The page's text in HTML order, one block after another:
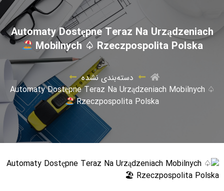
Automaty Dostępne Teraz Na Urządzeniach
Mobilnych ♤ Rzeczpospolita Polska
دسته‌بندی نشده
Automaty Dostępne Teraz Na Urządzeniach Mobilnych ♤
Rzeczpospolita Polska